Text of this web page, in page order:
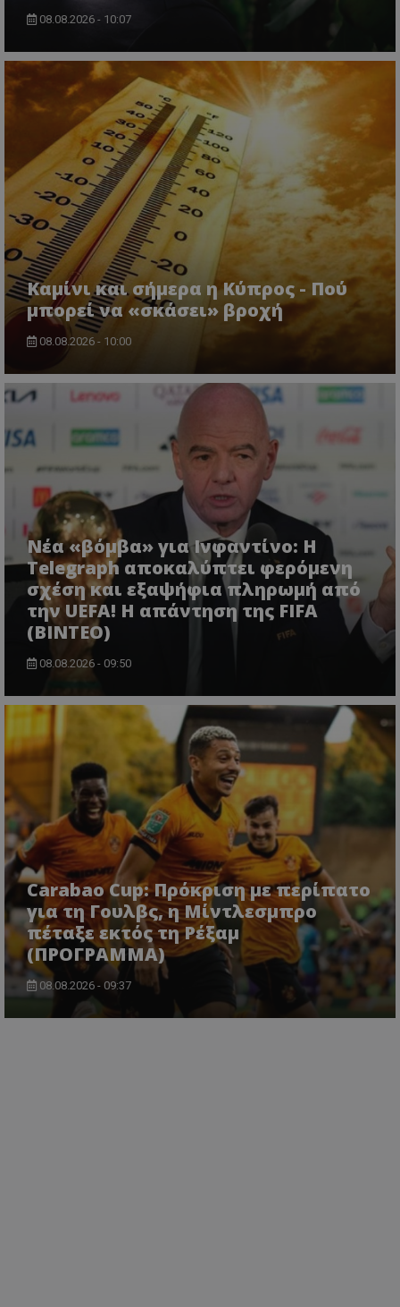
08.08.2026 - 10:07
Καμίνι και σήμερα η Κύπρος - Πού
μπορεί να «σκάσει» βροχή
08.08.2026 - 10:00
Νέα «βόμβα» για Ινφαντίνο: Η
Telegraph αποκαλύπτει φερόμενη
σχέση και εξαψήφια πληρωμή από
την UEFA! Η απάντηση της FIFA
(ΒΙΝΤΕΟ)
08.08.2026 - 09:50
Carabao Cup: Πρόκριση με περίπατο
για τη Γουλβς, η Μίντλεσμπρο
πέταξε εκτός τη Ρέξαμ
(ΠΡΟΓΡΑΜΜΑ)
08.08.2026 - 09:37